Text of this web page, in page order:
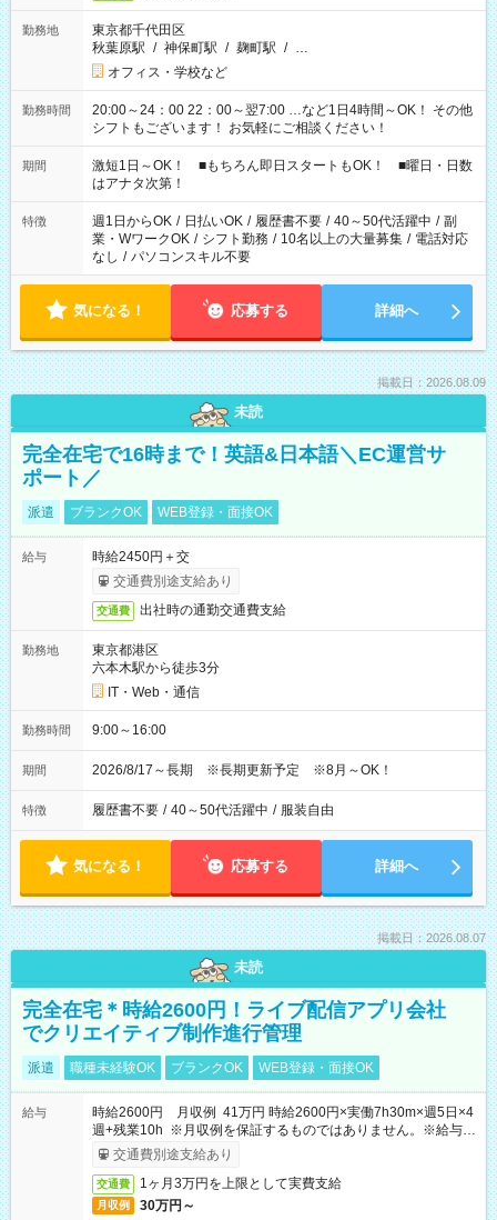
勤務地
東京都千代田区
秋葉原駅 / 神保町駅 / 麹町駅 / …
オフィス・学校など
勤務時間
20:00～24：00 22：00～翌7:00 …など1日4時間～OK！ その他
シフトもございます！ お気軽にご相談ください！
期間
激短1日～OK！ ■もちろん即日スタートもOK！ ■曜日・日数
はアナタ次第！
特徴 週1日からOK / 日払いOK / 履歴書不要 / 40～50代活躍中 / 副
業・WワークOK / シフト勤務 / 10名以上の大量募集 / 電話対応
なし / パソコンスキル不要
気になる！ 応募する 詳細へ
掲載日：2026.08.09
未読
完全在宅で16時まで！英語&日本語＼EC運営サ
ポート／
派遣 ブランクOK WEB登録・面接OK
給与
時給2450円＋交
交通費別途支給あり
交通費 出社時の通勤交通費支給
勤務地
東京都港区
六本木駅から徒歩3分
IT・Web・通信
勤務時間 9:00～16:00
期間 2026/8/17～長期 ※長期更新予定 ※8月～OK！
特徴 履歴書不要 / 40～50代活躍中 / 服装自由
気になる！ 応募する 詳細へ
掲載日：2026.08.07
未読
完全在宅＊時給2600円！ライブ配信アプリ会社
でクリエイティブ制作進行管理
派遣 職種未経験OK ブランクOK WEB登録・面接OK
給与
時給2600円 月収例 41万円 時給2600円×実働7h30m×週5日×4
週+残業10h ※月収例を保証するものではありません。※給与即
受取りサービス利用可（利用条件有）
交通費別途支給あり
交通費 1ヶ月3万円を上限として実費支給
月収例 30万円～